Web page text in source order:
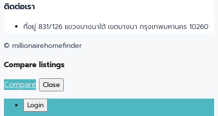
ติดต่อเรา
ที่อยู่ 831/126 แขวงบางนาใต้ เขตบางนา กรุงเทพมหานคร 10260
© millionairehomefinder
Compare listings
Compare
Close
Login